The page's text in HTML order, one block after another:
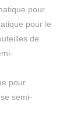
pour
pour le
de
pour
semi-